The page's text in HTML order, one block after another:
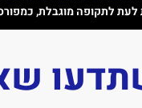
לתקופה מוגבלת,